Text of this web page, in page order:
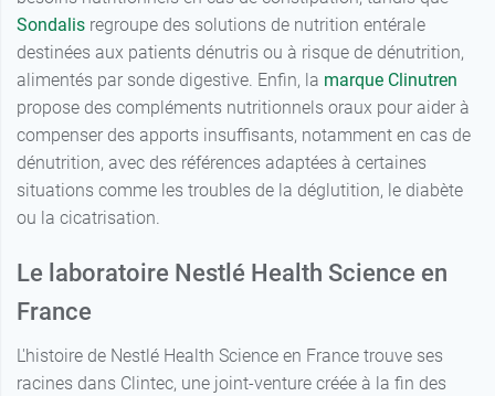
Sondalis regroupe des solutions de nutrition entérale
destinées aux patients dénutris ou à risque de dénutrition,
alimentés par sonde digestive. Enfin, la marque Clinutren
propose des compléments nutritionnels oraux pour aider à
compenser des apports insuffisants, notamment en cas de
dénutrition, avec des références adaptées à certaines
situations comme les troubles de la déglutition, le diabète
ou la cicatrisation.
Le laboratoire Nestlé Health Science en
France
L'histoire de Nestlé Health Science en France trouve ses
racines dans Clintec, une joint-venture créée à la fin des